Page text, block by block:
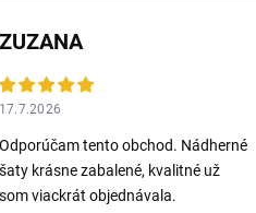
ZUZANA
17.7.2026
Odporúčam tento obchod. Nádherné
šaty krásne zabalené, kvalitné už
som viackrát objednávala.